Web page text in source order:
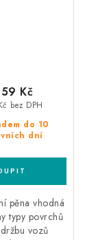
do 10
dní
bez DPH
Kč
pěna vhodná
typy povrchů
vozů